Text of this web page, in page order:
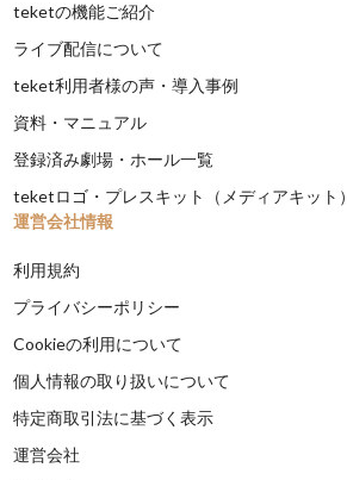
teketの機能ご紹介
ライブ配信について
teket利用者様の声・導入事例
資料・マニュアル
登録済み劇場・ホール一覧
teketロゴ・プレスキット（メディアキット）
運営会社情報
利用規約
プライバシーポリシー
Cookieの利用について
個人情報の取り扱いについて
特定商取引法に基づく表示
運営会社